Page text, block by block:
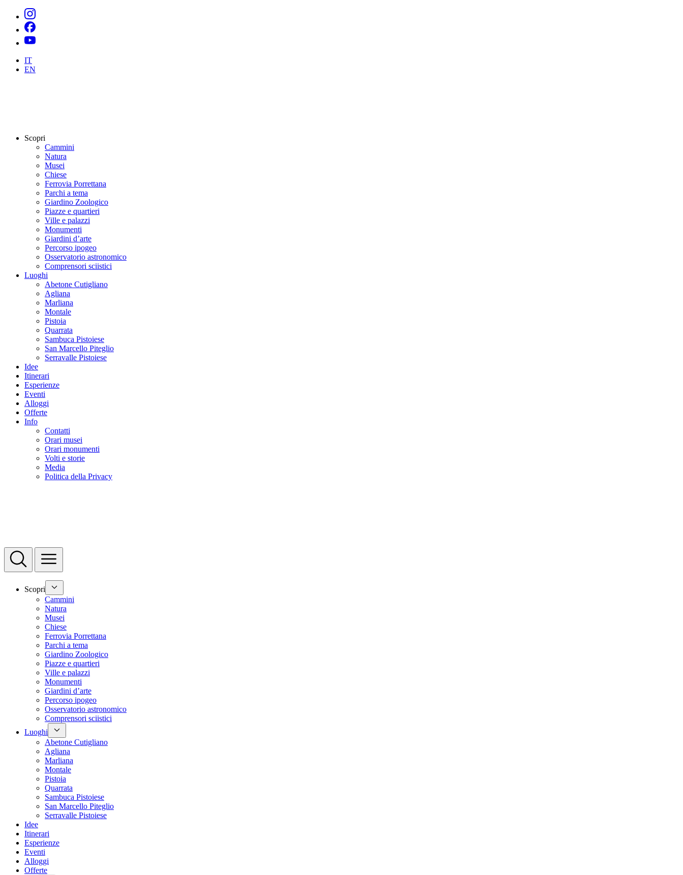
IT
EN
Scopri
Cammini
Natura
Musei
Chiese
Ferrovia Porrettana
Parchi a tema
Giardino Zoologico
Piazze e quartieri
Ville e palazzi
Monumenti
Giardini d’arte
Percorso ipogeo
Osservatorio astronomico
Comprensori sciistici
Luoghi
Abetone Cutigliano
Agliana
Marliana
Montale
Pistoia
Quarrata
Sambuca Pistoiese
San Marcello Piteglio
Serravalle Pistoiese
Idee
Itinerari
Esperienze
Eventi
Alloggi
Offerte
Info
Contatti
Orari musei
Orari monumenti
Volti e storie
Media
Politica della Privacy
Scopri
Cammini
Natura
Musei
Chiese
Ferrovia Porrettana
Parchi a tema
Giardino Zoologico
Piazze e quartieri
Ville e palazzi
Monumenti
Giardini d’arte
Percorso ipogeo
Osservatorio astronomico
Comprensori sciistici
Luoghi
Abetone Cutigliano
Agliana
Marliana
Montale
Pistoia
Quarrata
Sambuca Pistoiese
San Marcello Piteglio
Serravalle Pistoiese
Idee
Itinerari
Esperienze
Eventi
Alloggi
Offerte